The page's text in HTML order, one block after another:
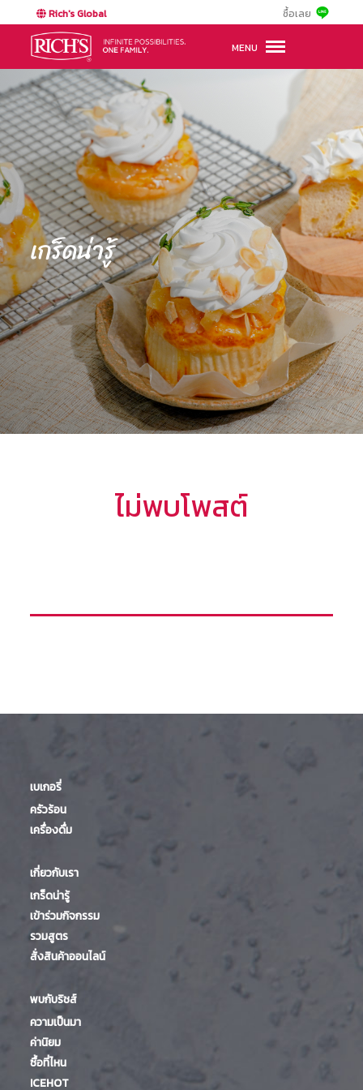
Rich's Global ซื้อเลย
MENU
เกร็ดน่ารู้
ไม่พบโพสต์
เบเกอรี่
ครัวร้อน
เครื่องดื่ม
เกี่ยวกับเรา
เกร็ดน่ารู้
เข้าร่วมกิจกรรม
รวมสูตร
สั่งสินค้าออนไลน์
พบกับริชส์
ความเป็นมา
ค่านิยม
ซื้อที่ไหน
ICEHOT